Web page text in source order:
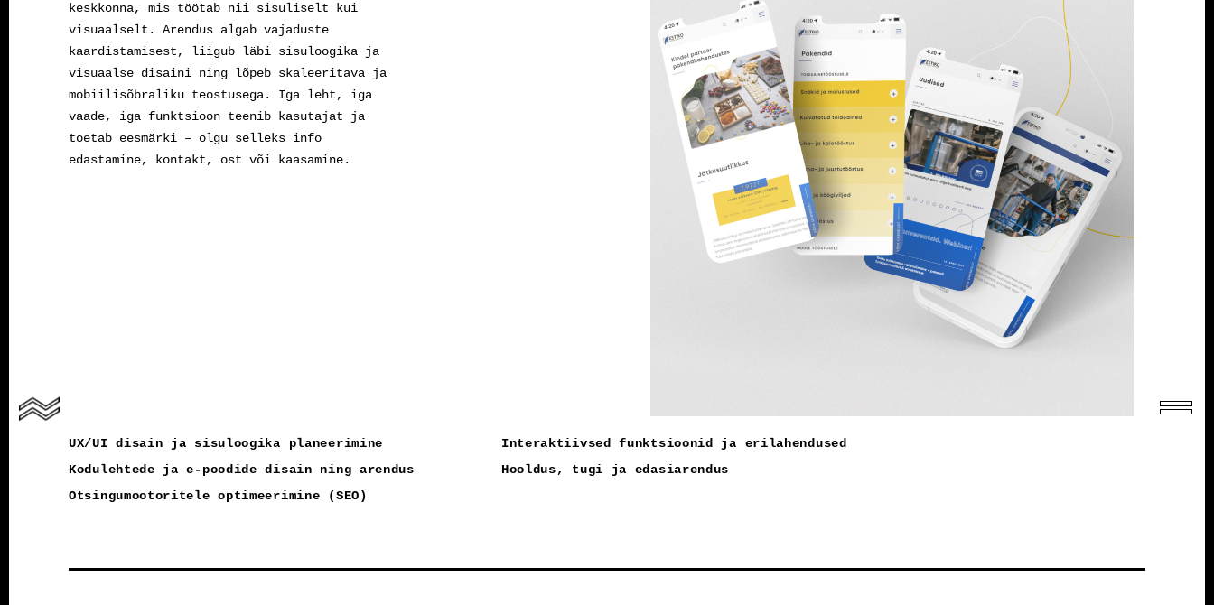
keskkonna, mis töötab nii sisuliselt kui
visuaalselt. Arendus algab vajaduste
kaardistamisest, liigub läbi sisuloogika ja
visuaalse disaini ning lõpeb skaleeritava ja
mobiilisõbraliku teostusega. Iga leht, iga
vaade, iga funktsioon teenib kasutajat ja
toetab eesmärki – olgu selleks info
edastamine, kontakt, ost või kaasamine.
UX/UI disain ja sisuloogika planeerimine
Kodulehtede ja e-poodide disain ning arendus
Otsingumootoritele optimeerimine (SEO)
Interaktiivsed funktsioonid ja erilahendused
Hooldus, tugi ja edasiarendus